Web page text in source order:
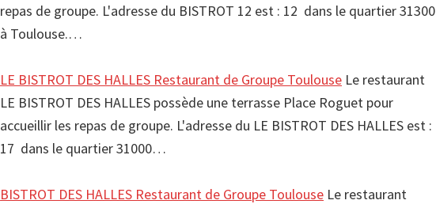
repas de groupe. L'adresse du BISTROT 12 est : 12 dans le quartier 31300
à Toulouse.…
LE BISTROT DES HALLES Restaurant de Groupe Toulouse Le restaurant
LE BISTROT DES HALLES possède une terrasse Place Roguet pour
accueillir les repas de groupe. L'adresse du LE BISTROT DES HALLES est :
17 dans le quartier 31000…
BISTROT DES HALLES Restaurant de Groupe Toulouse Le restaurant